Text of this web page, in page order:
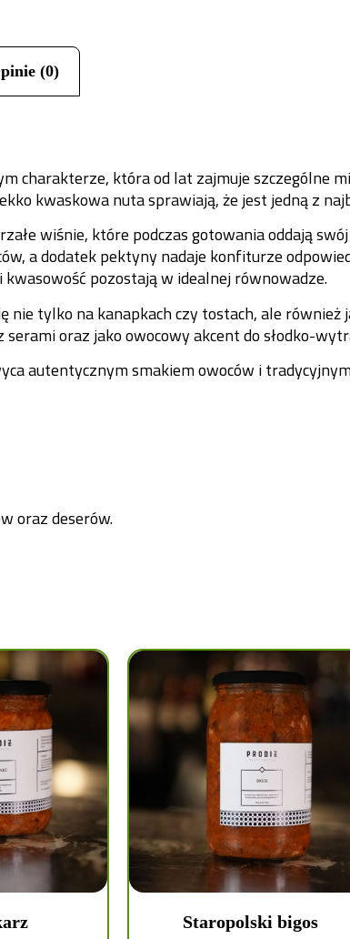
(0)
charakterze, która od lat zajmuje szczególne
kwaskowa nuta sprawiają, że jest jedną z
wiśnie, które podczas gotowania oddają
a dodatek pektyny nadaje konfiturze
pozostają w idealnej równowadze.
tylko na kanapkach czy tostach, ale również
oraz jako owocowy akcent do słodko-
autentycznym smakiem owoców i
oraz deserów.
Staropolski bigos